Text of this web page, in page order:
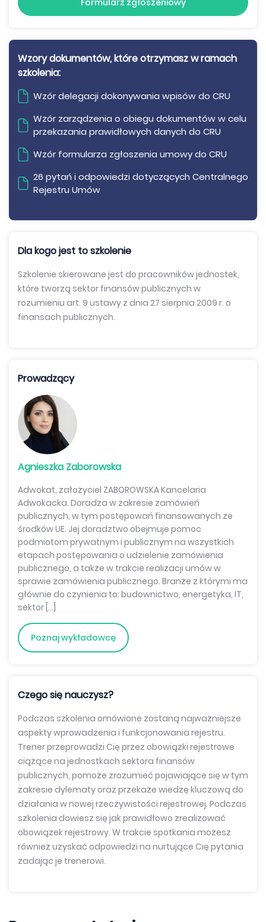
Formularz zgłoszeniowy
Wzory dokumentów, które otrzymasz w ramach
szkolenia:
Wzór delegacji dokonywania wpisów do CRU
Wzór zarządzenia o obiegu dokumentów w celu
przekazania prawidłowych danych do CRU
Wzór formularza zgłoszenia umowy do CRU
26 pytań i odpowiedzi dotyczących Centralnego
Rejestru Umów
Dla kogo jest to szkolenie
Szkolenie skierowane jest do pracowników jednostek,
które tworzą sektor finansów publicznych w
rozumieniu art. 9 ustawy z dnia 27 sierpnia 2009 r. o
finansach publicznych.
Prowadzący
Agnieszka Zaborowska
Adwokat, założyciel ZABOROWSKA Kancelaria
Adwokacka. Doradza w zakresie zamówień
publicznych, w tym postępowań finansowanych ze
środków UE. Jej doradztwo obejmuje pomoc
podmiotom prywatnym i publicznym na wszystkich
etapach postępowania o udzielenie zamówienia
publicznego, a także w trakcie realizacji umów w
sprawie zamówienia publicznego. Branże z którymi ma
głównie do czynienia to: budownictwo, energetyka, IT,
sektor […]
Poznaj wykładowcę
Czego się nauczysz?
Podczas szkolenia omówione zostaną najważniejsze
aspekty wprowadzenia i funkcjonowania rejestru.
Trener przeprowadzi Cię przez obowiązki rejestrowe
ciążące na jednostkach sektora finansów
publicznych, pomoże zrozumieć pojawiające się w tym
zakresie dylematy oraz przekaże wiedzę kluczową do
działania w nowej rzeczywistości rejestrowej. Podczas
szkolenia dowiesz się jak prawidłowo zrealizować
obowiązek rejestrowy. W trakcie spotkania możesz
również uzyskać odpowiedzi na nurtujące Cię pytania
zadając je trenerowi.